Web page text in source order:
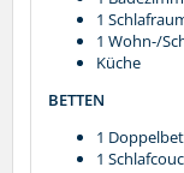
1
1 Wohn-/
Küche
BETTEN
1
1